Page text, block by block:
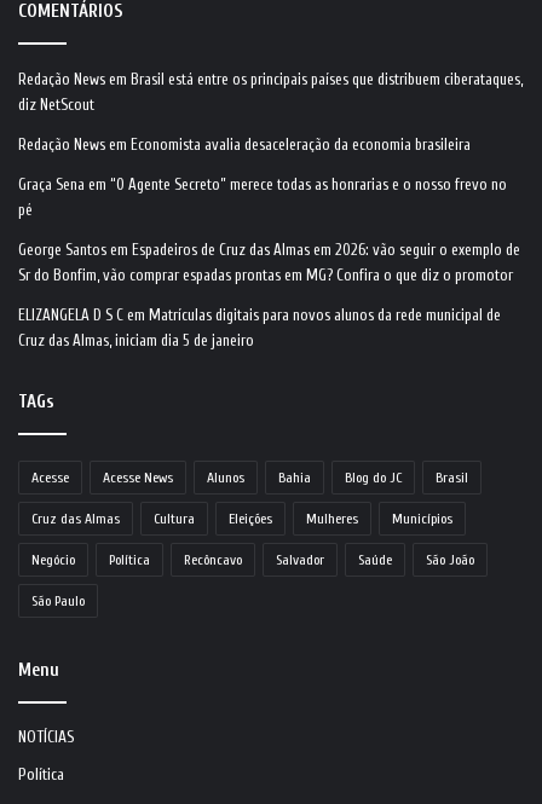
COMENTÁRIOS
Redação News em Brasil está entre os principais países que distribuem ciberataques,
diz NetScout
Redação News em Economista avalia desaceleração da economia brasileira
Graça Sena em “O Agente Secreto” merece todas as honrarias e o nosso frevo no
pé
George Santos em Espadeiros de Cruz das Almas em 2026: vão seguir o exemplo de
Sr do Bonfim, vão comprar espadas prontas em MG? Confira o que diz o promotor
ELIZANGELA D S C em Matrículas digitais para novos alunos da rede municipal de
Cruz das Almas, iniciam dia 5 de janeiro
TAGs
Acesse Acesse News Alunos Bahia Blog do JC Brasil
Cruz das Almas Cultura Eleições Mulheres Municípios
Negócio Política Recôncavo Salvador Saúde São João
São Paulo
Menu
NOTÍCIAS
Política